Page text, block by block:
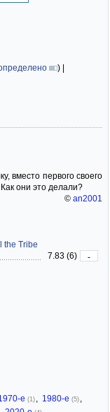
) |
вместо первого своего
они это делали?
© an2001
the Tribe
7.83 (6) -
е (1) 1980-е (5)